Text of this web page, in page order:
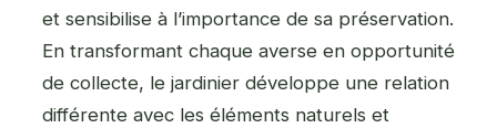
et sensibilise à l’importance de sa préservation.
En transformant chaque averse en opportunité
de collecte, le jardinier développe une relation
différente avec les éléments naturels et